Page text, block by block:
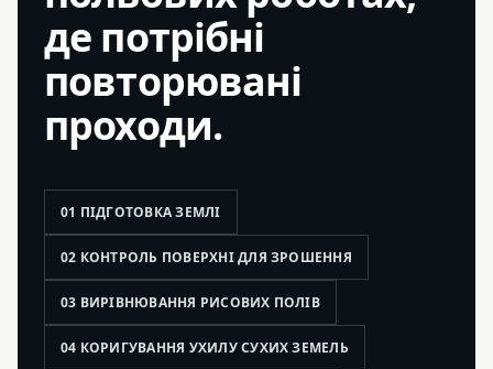
де потрібні
повторювані
проходи.
01 ПІДГОТОВКА ЗЕМЛІ
02 КОНТРОЛЬ ПОВЕРХНІ ДЛЯ ЗРОШЕННЯ
03 ВИРІВНЮВАННЯ РИСОВИХ ПОЛІВ
04 КОРИГУВАННЯ УХИЛУ СУХИХ ЗЕМЕЛЬ